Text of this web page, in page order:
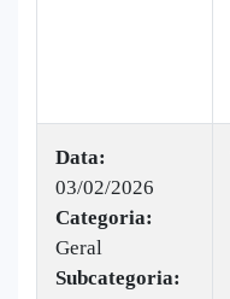
Data:
03/02/2026
Categoria:
Geral
Subcategoria: